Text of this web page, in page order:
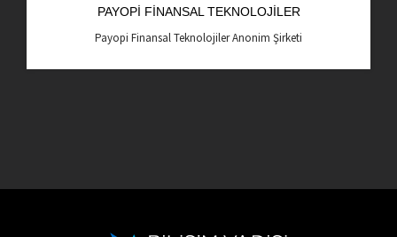
AR-GE Portal
Kariyer Portal
PAYOPI FINANSAL TEKNOLOJILER
Payopi Finansal Teknolojiler Anonim Şirketi